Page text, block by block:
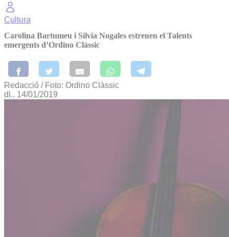
Cultura
Carolina Bartumeu i Sílvia Nogales estrenen el Talents
emergents d’Ordino Clàssic
Redacció / Foto: Ordino Clàssic
dl., 14/01/2019